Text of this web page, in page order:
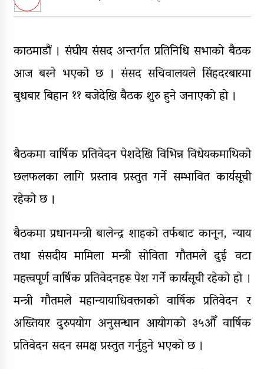
डिभिजन सर्लाहीका प्रमुख र अधिकृत
पक्राउ
घरमाथि पहिरो खस्दा ३ वर्षीय बालकको
मृत्यु, दुई घाइते
घरमाथिबाट पहिरो खसेपछि १३ घरधुरी
स्थानान्तरण
काठमाडौं । संघीय संसद अन्तर्गत प्रतिनिधि सभाकाे बैठक
आज बस्ने भएको छ । संसद सचिवालयले सिंहदरबारमा
बुधबार बिहान ११ बजेदेखि बैठक शुरु हुने जनाएकाे हाे ।
बैठकमा वार्षिक प्रतिवेदन पेशदेखि विभिन्न विधेयकमाथिको
छलफलका लागि प्रस्ताव प्रस्तुत गर्ने सम्भावित कार्यसूची
रहेको छ ।
बैठकमा प्रधानमन्त्री बालेन्द्र शाहको तर्फबाट कानून, न्याय
तथा संसदीय मामिला मन्त्री सोविता गौतमले दुई वटा
महत्त्वपूर्ण वार्षिक प्रतिवेदनहरू पेश गर्ने कार्यसूची रहेकाे हाे ।
मन्त्री गौतमले महान्यायाधिवक्ताको वार्षिक प्रतिवेदन र
अख्तियार दुरुपयोग अनुसन्धान आयोगको ३५औँ वार्षिक
प्रतिवेदन सदन समक्ष प्रस्तुत गर्नुहुने भएकाे छ ।